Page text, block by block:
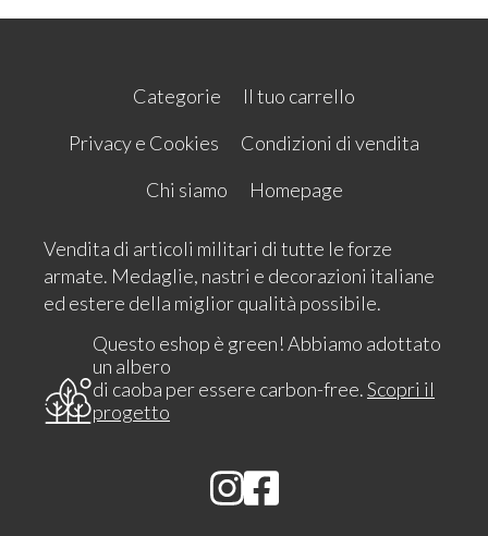
Categorie
Il tuo carrello
Privacy e Cookies
Condizioni di vendita
Chi siamo
Homepage
Vendita di articoli militari di tutte le forze
armate. Medaglie, nastri e decorazioni italiane
ed estere della miglior qualità possibile.
Questo eshop è green! Abbiamo adottato
un albero
di caoba per essere carbon-free.Scopri il
progetto